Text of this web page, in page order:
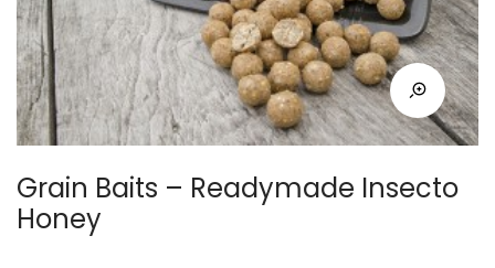
Grain Baits – Readymade Insecto
Honey